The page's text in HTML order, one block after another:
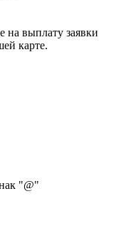
на выплату заявки
карте.
"@"